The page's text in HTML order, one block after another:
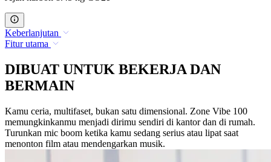
Keberlanjutan
Fitur utama
DIBUAT UNTUK BEKERJA DAN
BERMAIN
Kamu ceria, multifaset, bukan satu dimensional. Zone Vibe 100
memungkinkanmu menjadi dirimu sendiri di kantor dan di rumah.
Turunkan mic boom ketika kamu sedang serius atau lipat saat
menonton film atau mendengarkan musik.